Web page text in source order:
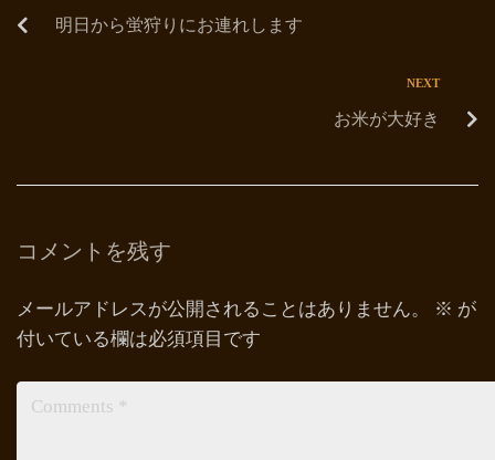
明日から蛍狩りにお連れします
NEXT
お米が大好き
コメントを残す
メールアドレスが公開されることはありません。 ※ が
付いている欄は必須項目です